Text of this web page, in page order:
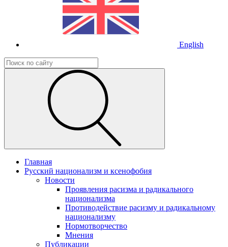
English
Главная
Русский национализм и ксенофобия
Новости
Проявления расизма и радикального
национализма
Противодействие расизму и радикальному
национализму
Нормотворчество
Мнения
Публикации